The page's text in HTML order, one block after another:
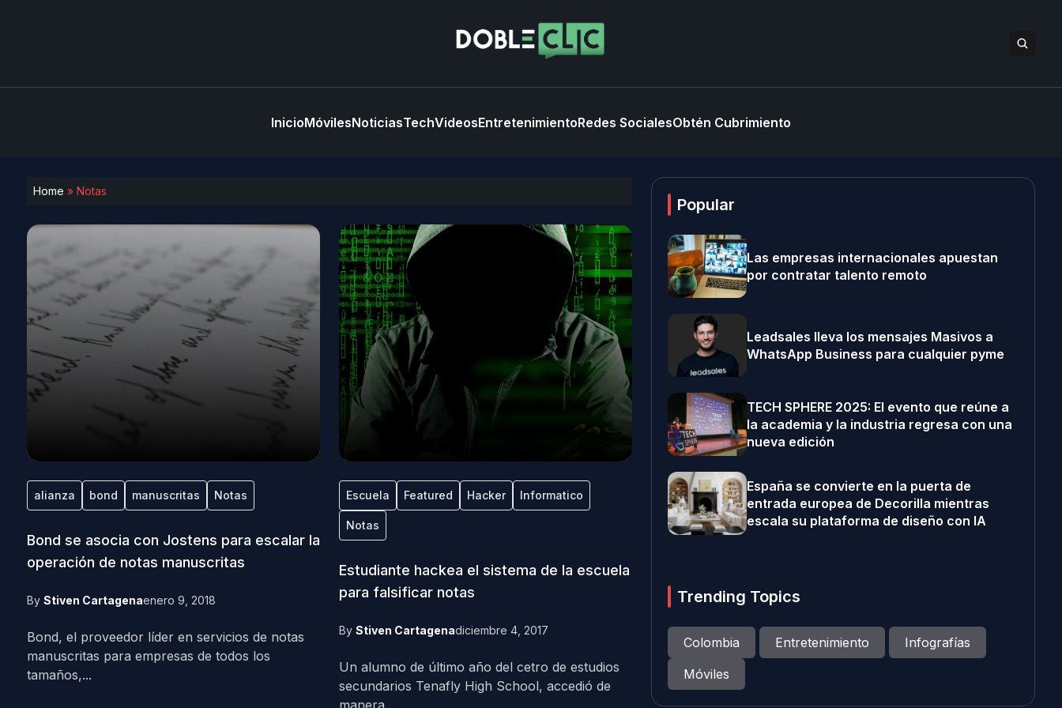
InicioMóvilesNoticiasTechVideosEntretenimientoRedes SocialesObtén Cubrimiento
Home » Notas
alianza bond manuscritas Notas
Bond se asocia con Jostens para escalar la
operación de notas manuscritas
By Stiven Cartagenaenero 9, 2018
Bond, el proveedor líder en servicios de notas
manuscritas para empresas de todos los
tamaños,...
Escuela Featured Hacker Informatico
Notas
Estudiante hackea el sistema de la escuela
para falsificar notas
By Stiven Cartagenadiciembre 4, 2017
Un alumno de último año del cetro de estudios
secundarios Tenafly High School, accedió de
manera...
Popular
Las empresas internacionales apuestan
por contratar talento remoto
Leadsales lleva los mensajes Masivos a
WhatsApp Business para cualquier pyme
TECH SPHERE 2025: El evento que reúne a
la academia y la industria regresa con una
nueva edición
España se convierte en la puerta de
entrada europea de Decorilla mientras
escala su plataforma de diseño con IA
Trending Topics
Colombia Entretenimiento
Infografías
Móviles